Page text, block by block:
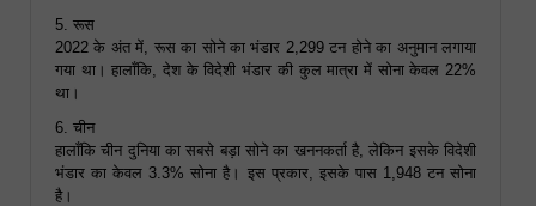
5. रूस
2022 के अंत में, रूस का सोने का भंडार 2,299 टन होने का अनुमान लगाया
गया था। हालाँकि, देश के विदेशी भंडार की कुल मात्रा में सोना केवल 22%
था।
6. चीन
हालाँकि चीन दुनिया का सबसे बड़ा सोने का खननकर्ता है, लेकिन इसके विदेशी
भंडार का केवल 3.3% सोना है। इस प्रकार, इसके पास 1,948 टन सोना
है।